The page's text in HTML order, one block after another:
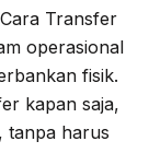
Transfer
operasional
fisik.
kapan saja,
tanpa harus